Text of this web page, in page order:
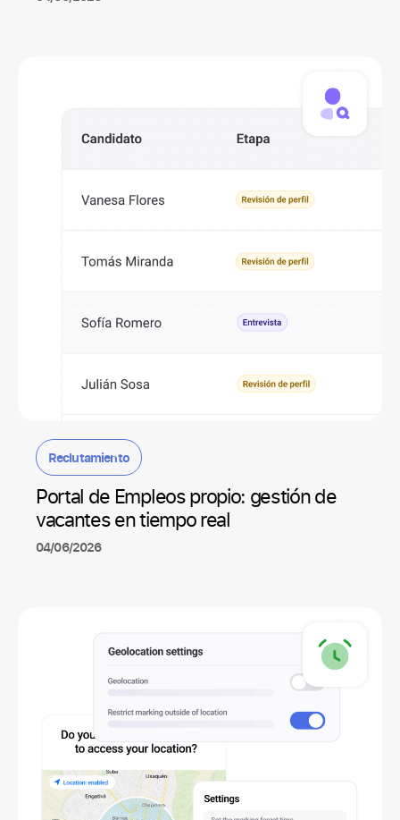
Reclutamiento
Portal de Empleos propio: gestión de
vacantes en tiempo real
04/06/2026